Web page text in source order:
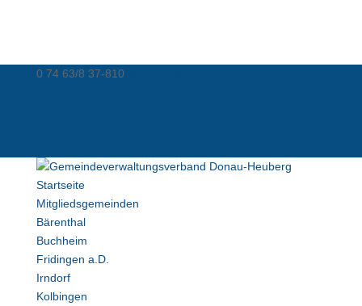
0 74 63/8 37-810
Startseite
Mitgliedsgemeinden
Bärenthal
Buchheim
Fridingen a.D.
Irndorf
Kolbingen